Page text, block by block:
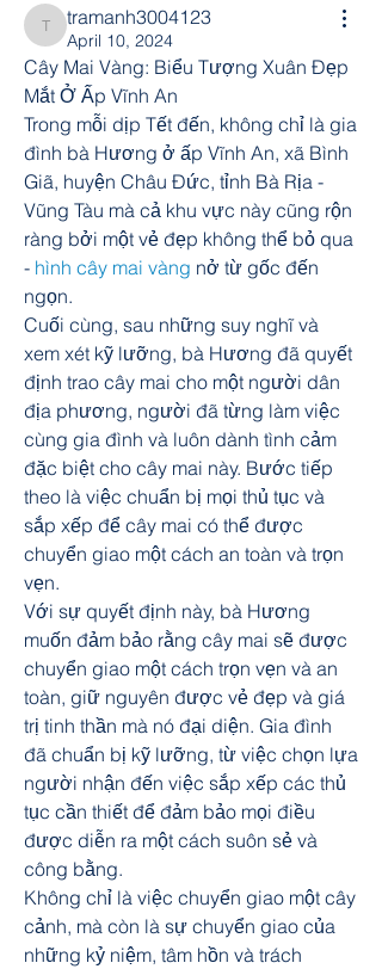
tramanh3004123
tramanh3004123
April 10, 2024
Cây Mai Vàng: Biểu Tượng Xuân Đẹp
Mắt Ở Ấp Vĩnh An
Trong mỗi dịp Tết đến, không chỉ là gia
đình bà Hương ở ấp Vĩnh An, xã Bình
Giã, huyện Châu Đức, tỉnh Bà Rịa -
Vũng Tàu mà cả khu vực này cũng rộn
ràng bởi một vẻ đẹp không thể bỏ qua
- hình cây mai vàng nở từ gốc đến
ngọn.
Cuối cùng, sau những suy nghĩ và
xem xét kỹ lưỡng, bà Hương đã quyết
định trao cây mai cho một người dân
địa phương, người đã từng làm việc
cùng gia đình và luôn dành tình cảm
đặc biệt cho cây mai này. Bước tiếp
theo là việc chuẩn bị mọi thủ tục và
sắp xếp để cây mai có thể được
chuyển giao một cách an toàn và trọn
vẹn.
Với sự quyết định này, bà Hương
muốn đảm bảo rằng cây mai sẽ được
chuyển giao một cách trọn vẹn và an
toàn, giữ nguyên được vẻ đẹp và giá
trị tinh thần mà nó đại diện. Gia đình
đã chuẩn bị kỹ lưỡng, từ việc chọn lựa
người nhận đến việc sắp xếp các thủ
tục cần thiết để đảm bảo mọi điều
được diễn ra một cách suôn sẻ và
công bằng.
Không chỉ là việc chuyển giao một cây
cảnh, mà còn là sự chuyển giao của
những kỷ niệm, tâm hồn và trách